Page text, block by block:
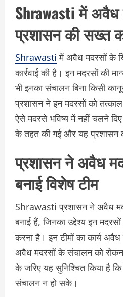
Shrawasti में अवैध
प्रशासन की सख्त
Shrawasti में अवैध मदरसों के
कार्रवाई की है। इन मदरसों की
भी इनका संचालन बिना किसी
प्रशासन ने इन मदरसों को
ऐसे मदरसे भविष्य में नहीं चलने
के तहत की गई और यह प्रशासन
प्रशासन ने अवैध
बनाई विशेष टीम
Shrawasti प्रशासन ने अवैध
बनाई हैं, जिनका उद्देश्य इन
करना है। इन टीमों का कार्य अवैध
अवैध मदरसों के संचालन को
के जरिए यह सुनिश्चित किया है
संचालन न हो सके।